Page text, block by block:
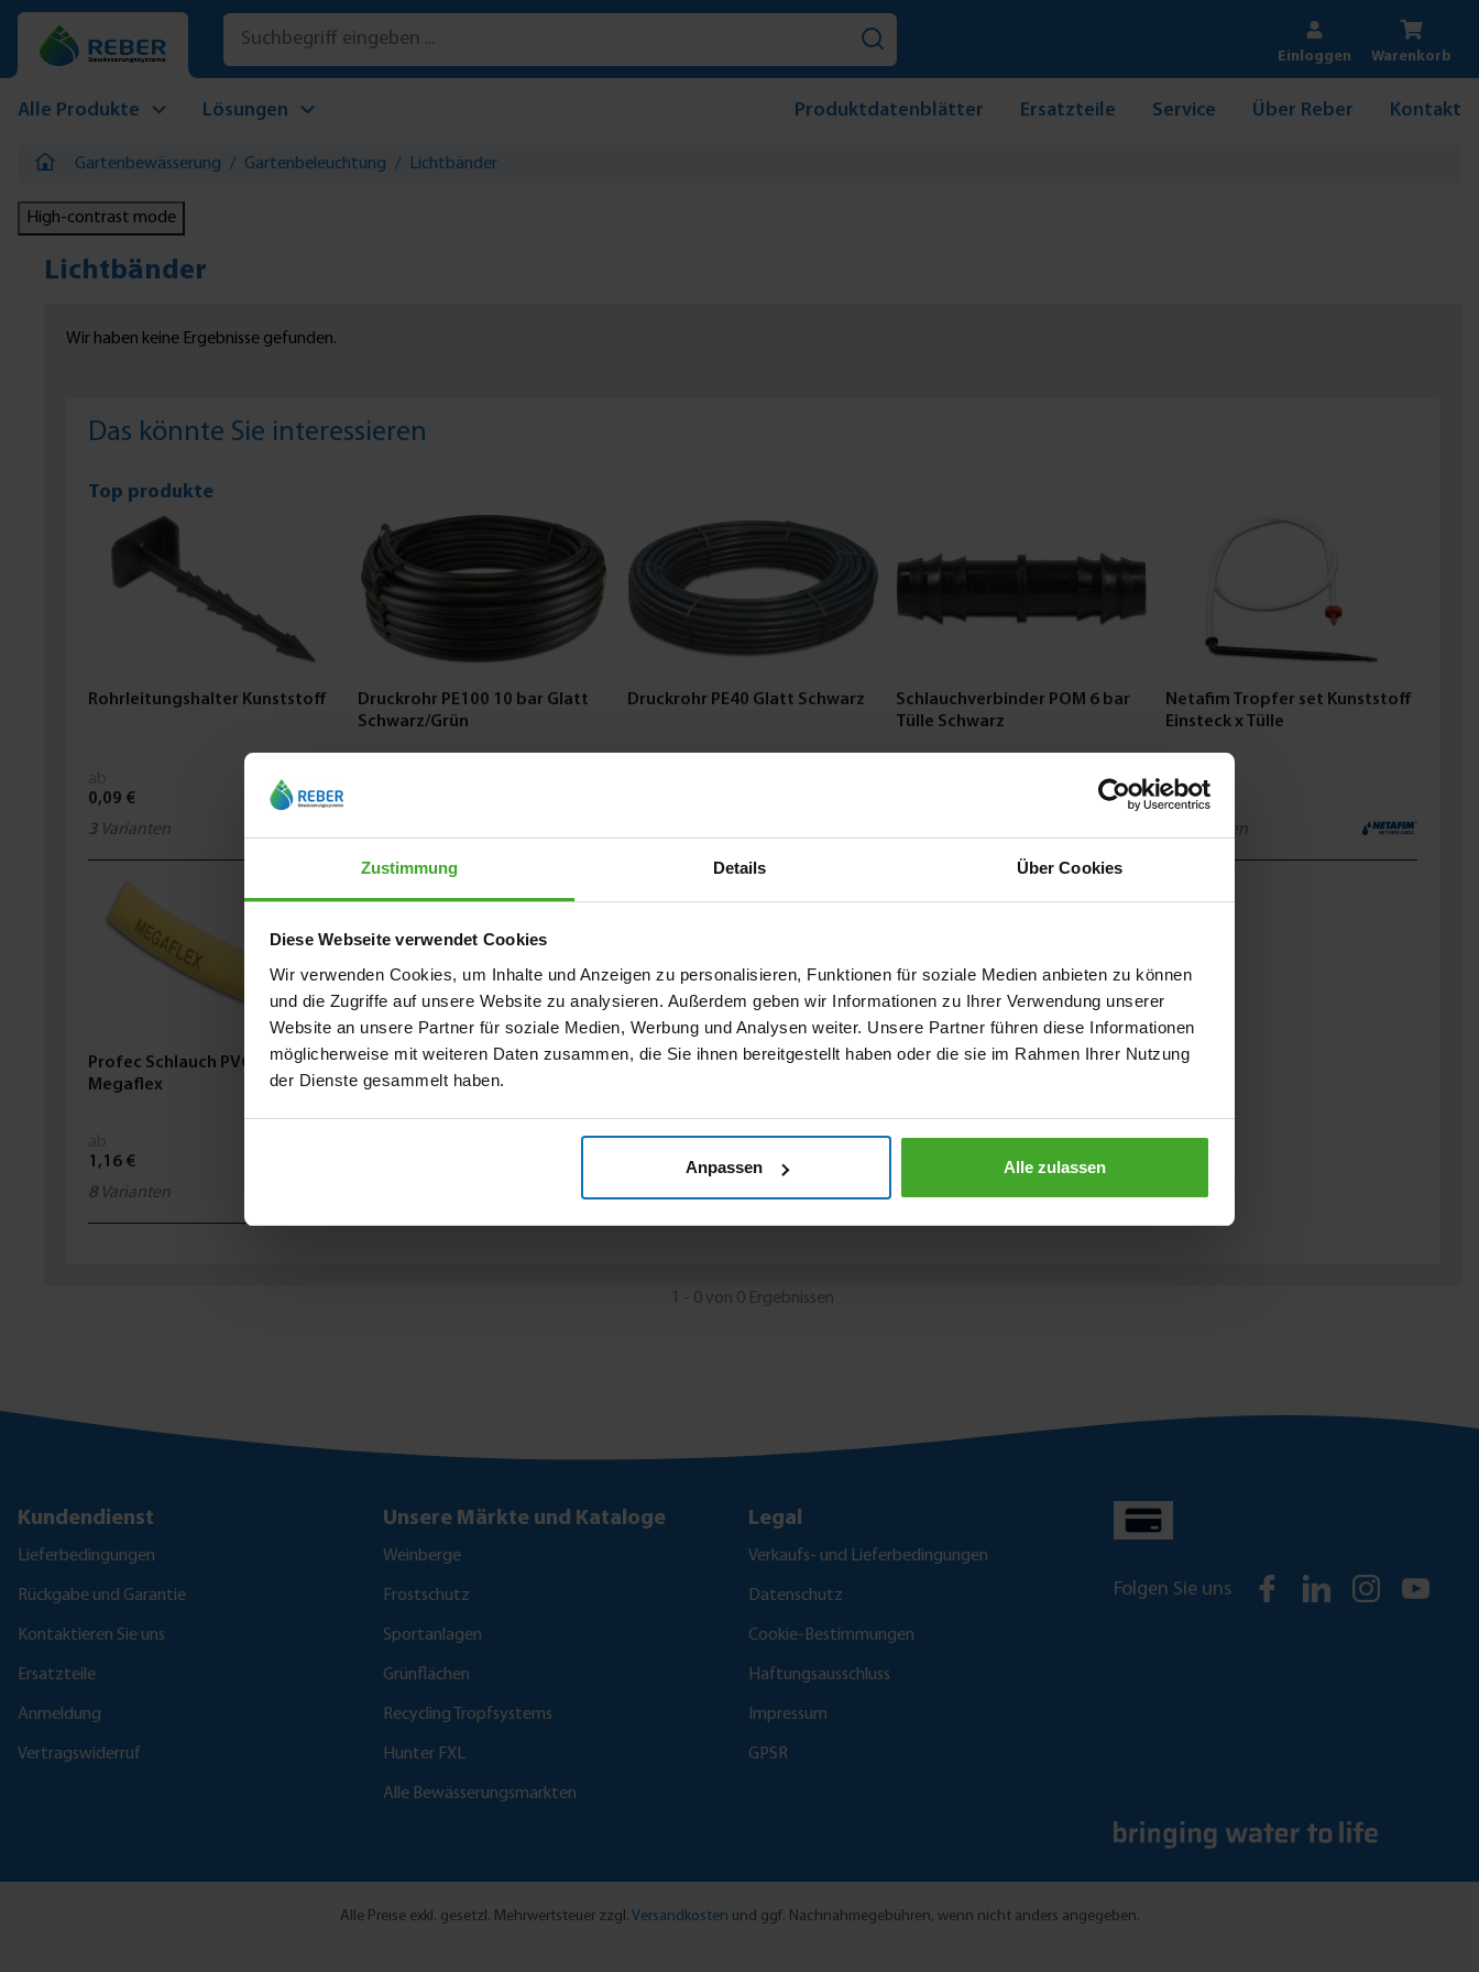
Zustimmung Details Über Cookies
Diese Webseite verwendet Cookies
Wir verwenden Cookies, um Inhalte und Anzeigen zu personalisieren, Funktionen für soziale Medien anbieten zu können
und die Zugriffe auf unsere Website zu analysieren. Außerdem geben wir Informationen zu Ihrer Verwendung unserer
Website an unsere Partner für soziale Medien, Werbung und Analysen weiter. Unsere Partner führen diese Informationen
möglicherweise mit weiteren Daten zusammen, die Sie ihnen bereitgestellt haben oder die sie im Rahmen Ihrer Nutzung
der Dienste gesammelt haben.
Anpassen Alle zulassen
Hauptinhalt springen
Zur Suche springen
Zur Hauptnavigation springen
Einloggen Warenkorb
Alle Produkte Lösungen Produktdatenblätter Ersatzteile Service Über Reber Kontakt
Gartenbewässerung / Gartenbeleuchtung / Lichtbänder
High-contrast mode
Lichtbänder
Wir haben keine Ergebnisse gefunden.
Das könnte Sie interessieren
Top produkte
Rohrleitungshalter Kunststoff
0,09 €
3 Varianten
Druckrohr PE100 10 bar Glatt
Schwarz/Grün
Druckrohr PE40 Glatt Schwarz
Schlauchverbinder POM 6 bar
Tülle Schwarz
Netafim Tropfer set Kunststoff
Einsteck x Tülle
ab
0,62 €
Varianten
Profec Schlauch PVC Gelb Typ
Megaflex
1,16 €
8 Varianten
1 - 0 von 0 Ergebnissen
Kundendienst
Lieferbedingungen
Rückgabe und Garantie
Kontaktieren Sie uns
Ersatzteile
Anmeldung
Vertragswiderruf
Unsere Märkte und Kataloge
Weinberge
Frostschutz
Sportanlagen
Grünflächen
Recycling Tropfsystems
Hunter FXL
Alle Bewässerungsmarkten
Legal
Verkaufs- und Lieferbedingungen
Datenschutz
Cookie-Bestimmungen
Haftungsausschluss
Impressum
GPSR
Folgen Sie uns
Alle Preise exkl. gesetzl. Mehrwertsteuer zzgl. Versandkosten und ggf. Nachnahmegebühren, wenn nicht anders angegeben.